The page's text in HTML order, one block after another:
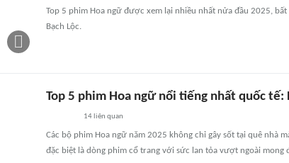
Top 5 phim Hoa ngữ được xem lại nhiều nhất nửa đầu 2025,
Bạch Lộc.
Top 5 phim Hoa ngữ nổi tiếng nhất quốc tế:
14liên quan
Các bộ phim Hoa ngữ năm 2025 không chỉ gây sốt tại quê nhà
đặc biệt là dòng phim cổ trang với sức lan tỏa vượt ngoài mong